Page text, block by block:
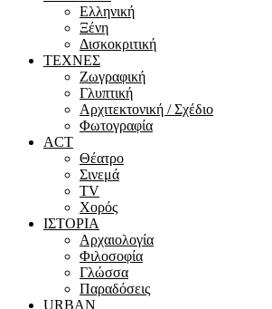
Ελληνική
Ξένη
Δισκοκριτική
ΤΕΧΝΕΣ
Ζωγραφική
Γλυπτική
Αρχιτεκτονική / Σχέδιο
Φωτογραφία
ACT
Θέατρο
Σινεμά
ΤV
Χορός
ΙΣΤΟΡΙΑ
Αρχαιολογία
Φιλοσοφία
Γλώσσα
Παραδόσεις
URBAN